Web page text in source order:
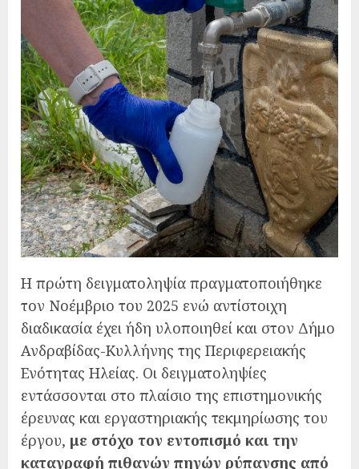
Η πρώτη δειγματοληψία πραγματοποιήθηκε
τον Νοέμβριο του 2025 ενώ αντίστοιχη
διαδικασία έχει ήδη υλοποιηθεί και στον Δήμο
Ανδραβίδας-Κυλλήνης της Περιφερειακής
Ενότητας Ηλείας. Οι δειγματοληψίες
εντάσσονται στο πλαίσιο της επιστημονικής
έρευνας και εργαστηριακής τεκμηρίωσης του
έργου, με στόχο τον εντοπισμό και την
καταγραφή πιθανών πηγών ρύπανσης από